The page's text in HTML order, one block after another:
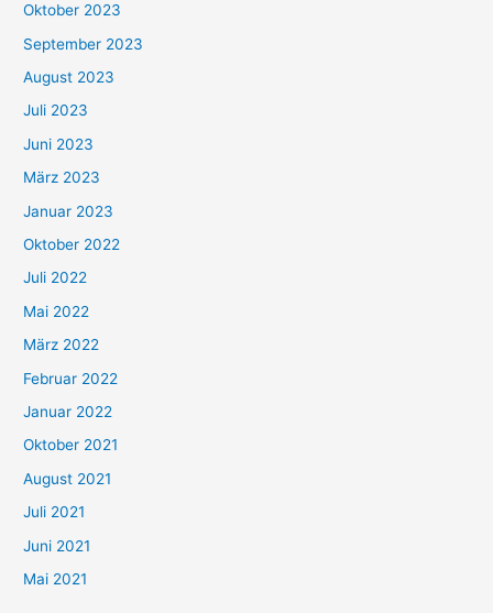
Oktober 2023
September 2023
August 2023
Juli 2023
Juni 2023
März 2023
Januar 2023
Oktober 2022
Juli 2022
Mai 2022
März 2022
Februar 2022
Januar 2022
Oktober 2021
August 2021
Juli 2021
Juni 2021
Mai 2021